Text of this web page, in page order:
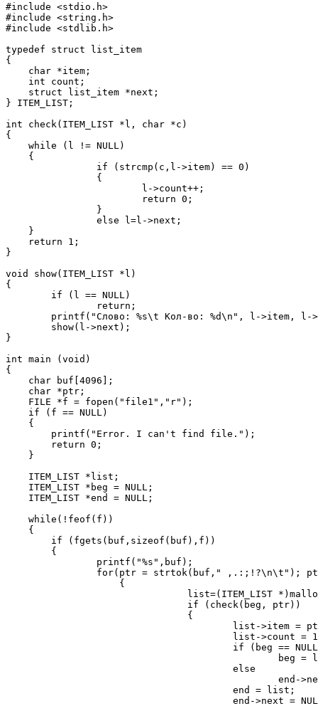
#include <stdio.h>
#include <string.h>
#include <stdlib.h>
typedef struct list_item
{
    char *item;
    int count;
    struct list_item *next;
} ITEM_LIST;
int check(ITEM_LIST *l, char *c)
{
    while (l != NULL)
    {
    }
    return 1;
}
void show(ITEM_LIST *l)
{
}
int main (void)
{
    char buf[4096];
    char *ptr;
    FILE *f = fopen("file1","r");
    if (f == NULL)
    {
    }
    ITEM_LIST *list;
    ITEM_LIST *beg = NULL;
    ITEM_LIST *end = NULL;
    while(!feof(f))
    {